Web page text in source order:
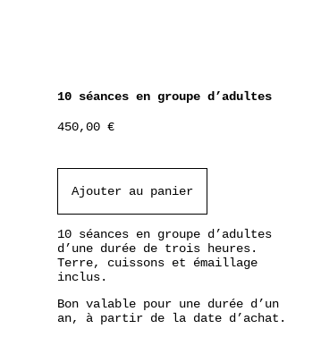
10 séances en groupe d’adultes
450,00 €
Ajouter au panier
10 séances en groupe d’adultes
d’une durée de trois heures.
Terre, cuissons et émaillage
inclus.
Bon valable pour une durée d’un
an, à partir de la date d’achat.